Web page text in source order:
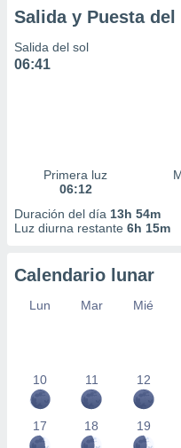
Salida y Puesta del
Salida del sol
06:41
Primera luz
06:12
Duración del día 13h 54m
Luz diurna restante 6h 15m
Calendario lunar
Lun Mar Mié
10 11 12
17 18 19